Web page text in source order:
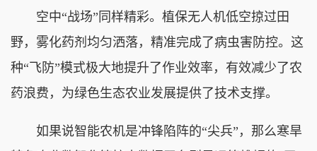
空中“战场”同样精彩。植保无人机低空掠过田
野，雾化药剂均匀洒落，精准完成了病虫害防控。这
种“飞防”模式极大地提升了作业效率，有效减少了农
药浪费，为绿色生态农业发展提供了技术支撑。
如果说智能农机是冲锋陷阵的“尖兵”，那么寒旱